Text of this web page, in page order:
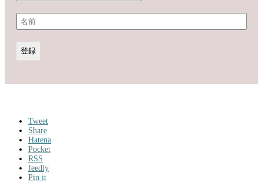
Tweet
Share
Hatena
Pocket
RSS
feedly
Pin it